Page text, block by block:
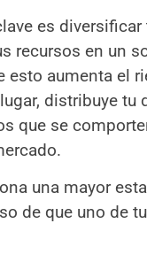
es diversificar
recursos en un
esto aumenta el
distribuye tu
que se
una mayor
de que uno de